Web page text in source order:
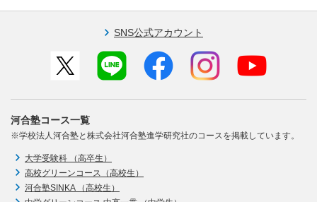
SNS公式アカウント
河合塾コース一覧
※学校法人河合塾と株式会社河合塾進学研究社のコースを掲載しています。
大学受験科 （高卒生）
高校グリーンコース（高校生）
河合塾SINKA （高校生）